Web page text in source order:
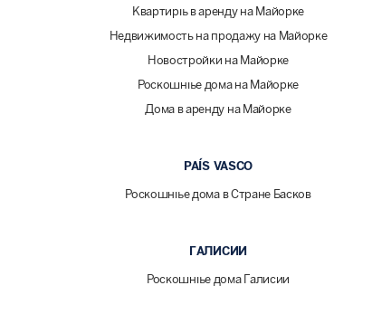
Квартиры в аренду на Майорке
Недвижимость на продажу на Майорке
Новостройки на Майорке
Роскошные дома на Майорке
Дома в аренду на Майорке
PAÍS VASCO
Роскошные дома в Стране Басков
ГАЛИСИИ
Роскошные дома Галисии